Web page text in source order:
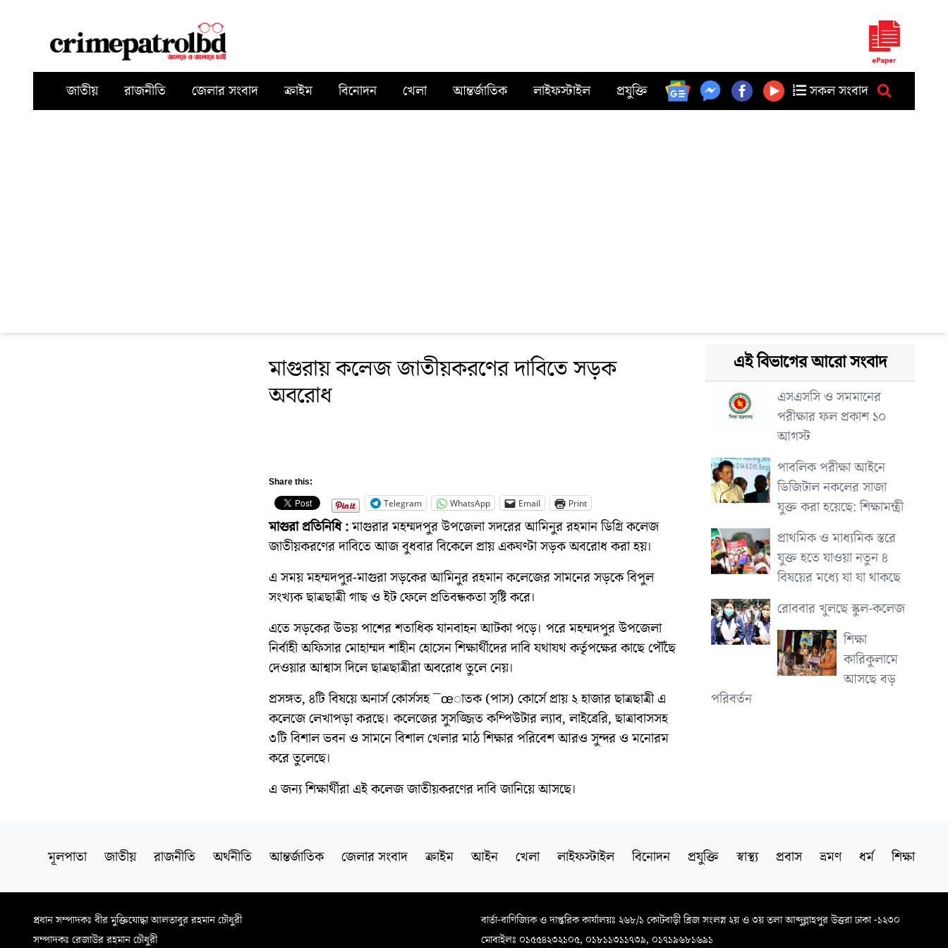
জাতীয় রাজনীতি জেলার সংবাদ ক্রাইম বিনোদন খেলা আন্তর্জাতিক লাইফস্টাইল প্রযুক্তি সকল সংবাদ
মাগুরায় কলেজ জাতীয়করণের দাবিতে সড়ক
অবরোধ
Share this:
Telegram
WhatsApp Email Print
মাগুরা প্রতিনিধি :মাগুরার মহম্মদপুর উপজেলা সদরের আমিনুর রহমান ডিগ্রি কলেজ
জাতীয়করণের দাবিতে আজ বুধবার বিকেলে প্রায় একঘণ্টা সড়ক অবরোধ করা হয়।
এ সময় মহম্মদপুর-মাগুরা সড়কের আমিনুর রহমান কলেজের সামনের সড়কে বিপুল
সংখ্যক ছাত্রছাত্রী গাছ ও ইট ফেলে প্রতিবন্ধকতা সৃষ্টি করে।
এতে সড়কের উভয় পাশের শতাধিক যানবাহন আটকা পড়ে। পরে মহম্মদপুর উপজেলা
নির্বাহী অফিসার মোহাম্মদ শাহীন হোসেন শিক্ষার্থীদের দাবি যথাযথ কর্তৃপক্ষের কাছে পৌঁছে
দেওয়ার আশ্বাস দিলে ছাত্রছাত্রীরা অবরোধ তুলে নেয়।
প্রসঙ্গত, ৪টি বিষয়ে অনার্স কোর্সসহ ¯œাতক (পাস) কোর্সে প্রায় ২ হাজার ছাত্রছাত্রী এ
কলেজে লেখাপড়া করছে। কলেজের সুসজ্জিত কম্পিউটার ল্যাব, লাইব্রেরি, ছাত্রাবাসসহ
৩টি বিশাল ভবন ও সামনে বিশাল খেলার মাঠ শিক্ষার পরিবেশ আরও সুন্দর ও মনোরম
করে তুলেছে।
এ জন্য শিক্ষার্থীরা এই কলেজ জাতীয়করণের দাবি জানিয়ে আসছে।
এই বিভাগের আরো সংবাদ
এসএসসি ও সমমানের
পরীক্ষার ফল প্রকাশ ১০
আগস্ট
পাবলিক পরীক্ষা আইনে
ডিজিটাল নকলের সাজা
যুক্ত করা হয়েছে: শিক্ষামন্ত্রী
প্রাথমিক ও মাধ্যমিক স্তরে
যুক্ত হতে যাওয়া নতুন ৪
বিষয়ের মধ্যে যা যা থাকছে
রোববার খুলছে স্কুল-কলেজ
শিক্ষা
কারিকুলামে
আসছে বড়
পরিবর্তন
মূলপাতা জাতীয় রাজনীতি অর্থনীতি আন্তর্জাতিক জেলার সংবাদ ক্রাইম আইন খেলা লাইফস্টাইল বিনোদন প্রযুক্তি স্বাস্থ্য প্রবাস ভ্রমণ ধর্ম শিক্ষা
প্রধান সম্পাদকঃ বীর মুক্তিযোদ্ধা আলতাবুর রহমান চৌধুরী
সম্পাদকঃ রেজাউর রহমান চৌধুরী
বার্তা-বাণিজ্যিক ও দাপ্তরিক কার্যালয়ঃ ২৬৮/১ কোটবাড়ী ব্রিজ সংলগ্ন ২য় ও ৩য় তলা আব্দুল্লাহপুর উত্তরা ঢাকা -১২৩০
মোবাইলঃ ০১৫৫৪২৩২১০৫, ০১৮১১৩১১৭৩৯, ০১৭১৯৬৮১৬৯১